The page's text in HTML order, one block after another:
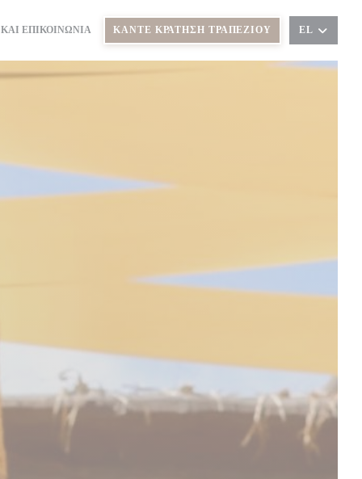
ΕΠΙΚΟΙΝΩΝΊΑ ΚΆΝΤΕ ΚΡΆΤΗΣΗ ΤΡΑΠΕΖΙΟΎ EL